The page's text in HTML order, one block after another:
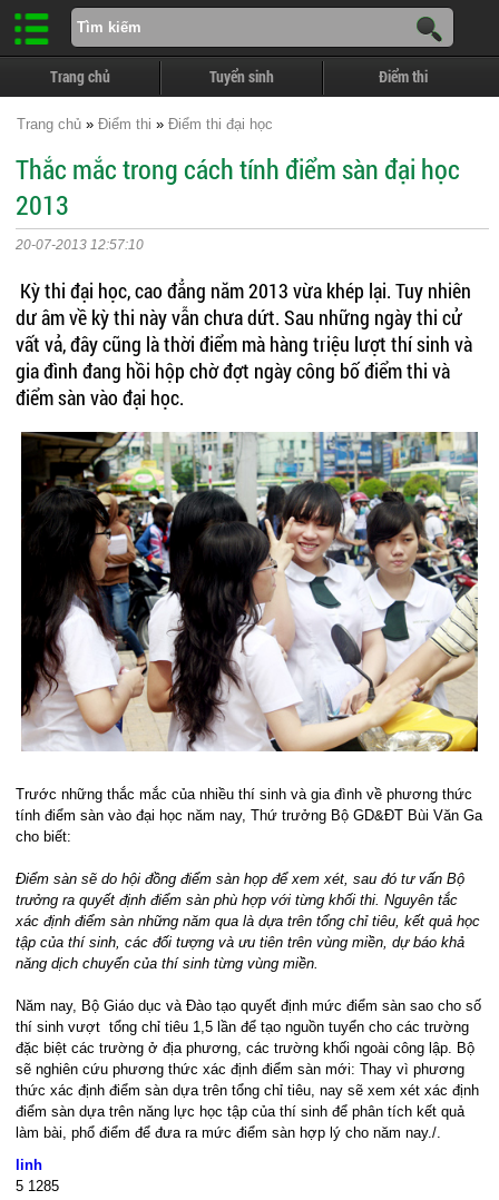
Trang chủ Tuyển sinh Điểm thi
Trang chủ » Điểm thi » Điểm thi đại học
Thắc mắc trong cách tính điểm sàn đại học
2013
20-07-2013 12:57:10
Kỳ thi đại học, cao đẳng năm 2013 vừa khép lại. Tuy nhiên
dư âm về kỳ thi này vẫn chưa dứt. Sau những ngày thi cử
vất vả, đây cũng là thời điểm mà hàng triệu lượt thí sinh và
gia đình đang hồi hộp chờ đợt ngày công bố điểm thi và
điểm sàn vào đại học.
Trước những thắc mắc của nhiều thí sinh và gia đình về phương thức
tính điểm sàn vào đại học năm nay, Thứ trưởng Bộ GD&ĐT Bùi Văn Ga
cho biết:
Điểm sàn sẽ do hội đồng điểm sàn họp để xem xét, sau đó tư vấn Bộ
trưởng ra quyết định điểm sàn phù hợp với từng khối thi. Nguyên tắc
xác định điểm sàn những năm qua là dựa trên tổng chỉ tiêu, kết quả học
tập của thí sinh, các đối tượng và ưu tiên trên vùng miền, dự báo khả
năng dịch chuyển của thí sinh từng vùng miền.
Năm nay, Bộ Giáo dục và Đào tạo quyết định mức điểm sàn sao cho số
thí sinh vượt tổng chỉ tiêu 1,5 lần để tạo nguồn tuyển cho các trường
đặc biệt các trường ở địa phương, các trường khối ngoài công lập. Bộ
sẽ nghiên cứu phương thức xác định điểm sàn mới: Thay vì phương
thức xác định điểm sàn dựa trên tổng chỉ tiêu, nay sẽ xem xét xác định
điểm sàn dựa trên năng lực học tập của thí sinh để phân tích kết quả
làm bài, phổ điểm để đưa ra mức điểm sàn hợp lý cho năm nay./.
linh
5 1285